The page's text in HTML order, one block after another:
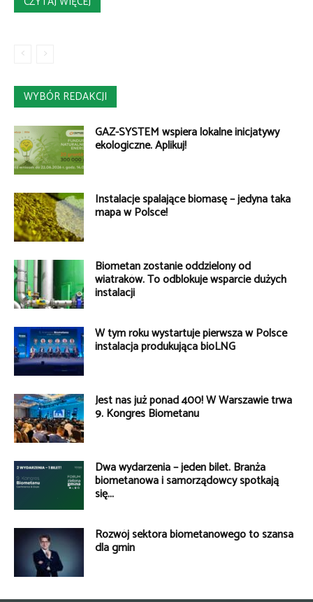
WYBÓR REDAKCJI
GAZ-SYSTEM wspiera lokalne inicjatywy
ekologiczne. Aplikuj!
Instalacje spalające biomasę – jedyna taka
mapa w Polsce!
Biometan zostanie oddzielony od
wiatraków. To odblokuje wsparcie dużych
instalacji
W tym roku wystartuje pierwsza w Polsce
instalacja produkująca bioLNG
Jest nas już ponad 400! W Warszawie trwa
9. Kongres Biometanu
Dwa wydarzenia – jeden bilet. Branża
biometanowa i samorządowcy spotkają
się...
Rozwój sektora biometanowego to szansa
dla gmin